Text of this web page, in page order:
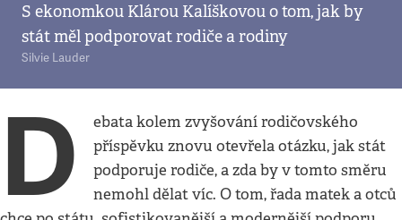
S ekonomkou Klárou Kalíškovou o tom, jak by
stát měl podporovat rodiče a rodiny
Silvie Lauder
D
ebata kolem zvyšování rodičovského
příspěvku znovu otevřela otázku, jak stát
podporuje rodiče, a zda by v tomto směru
nemohl dělat víc. O tom, řada matek a otců